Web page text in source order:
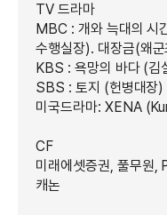
TV 드라마
MBC : 개와 늑대의 시
수행실장). 대장금(왜군
KBS : 욕망의 바다 (김
SBS : 토지 (헌병대장)
미국드라마: XENA
CF
미래에셋증권, 풀무원,
캐논